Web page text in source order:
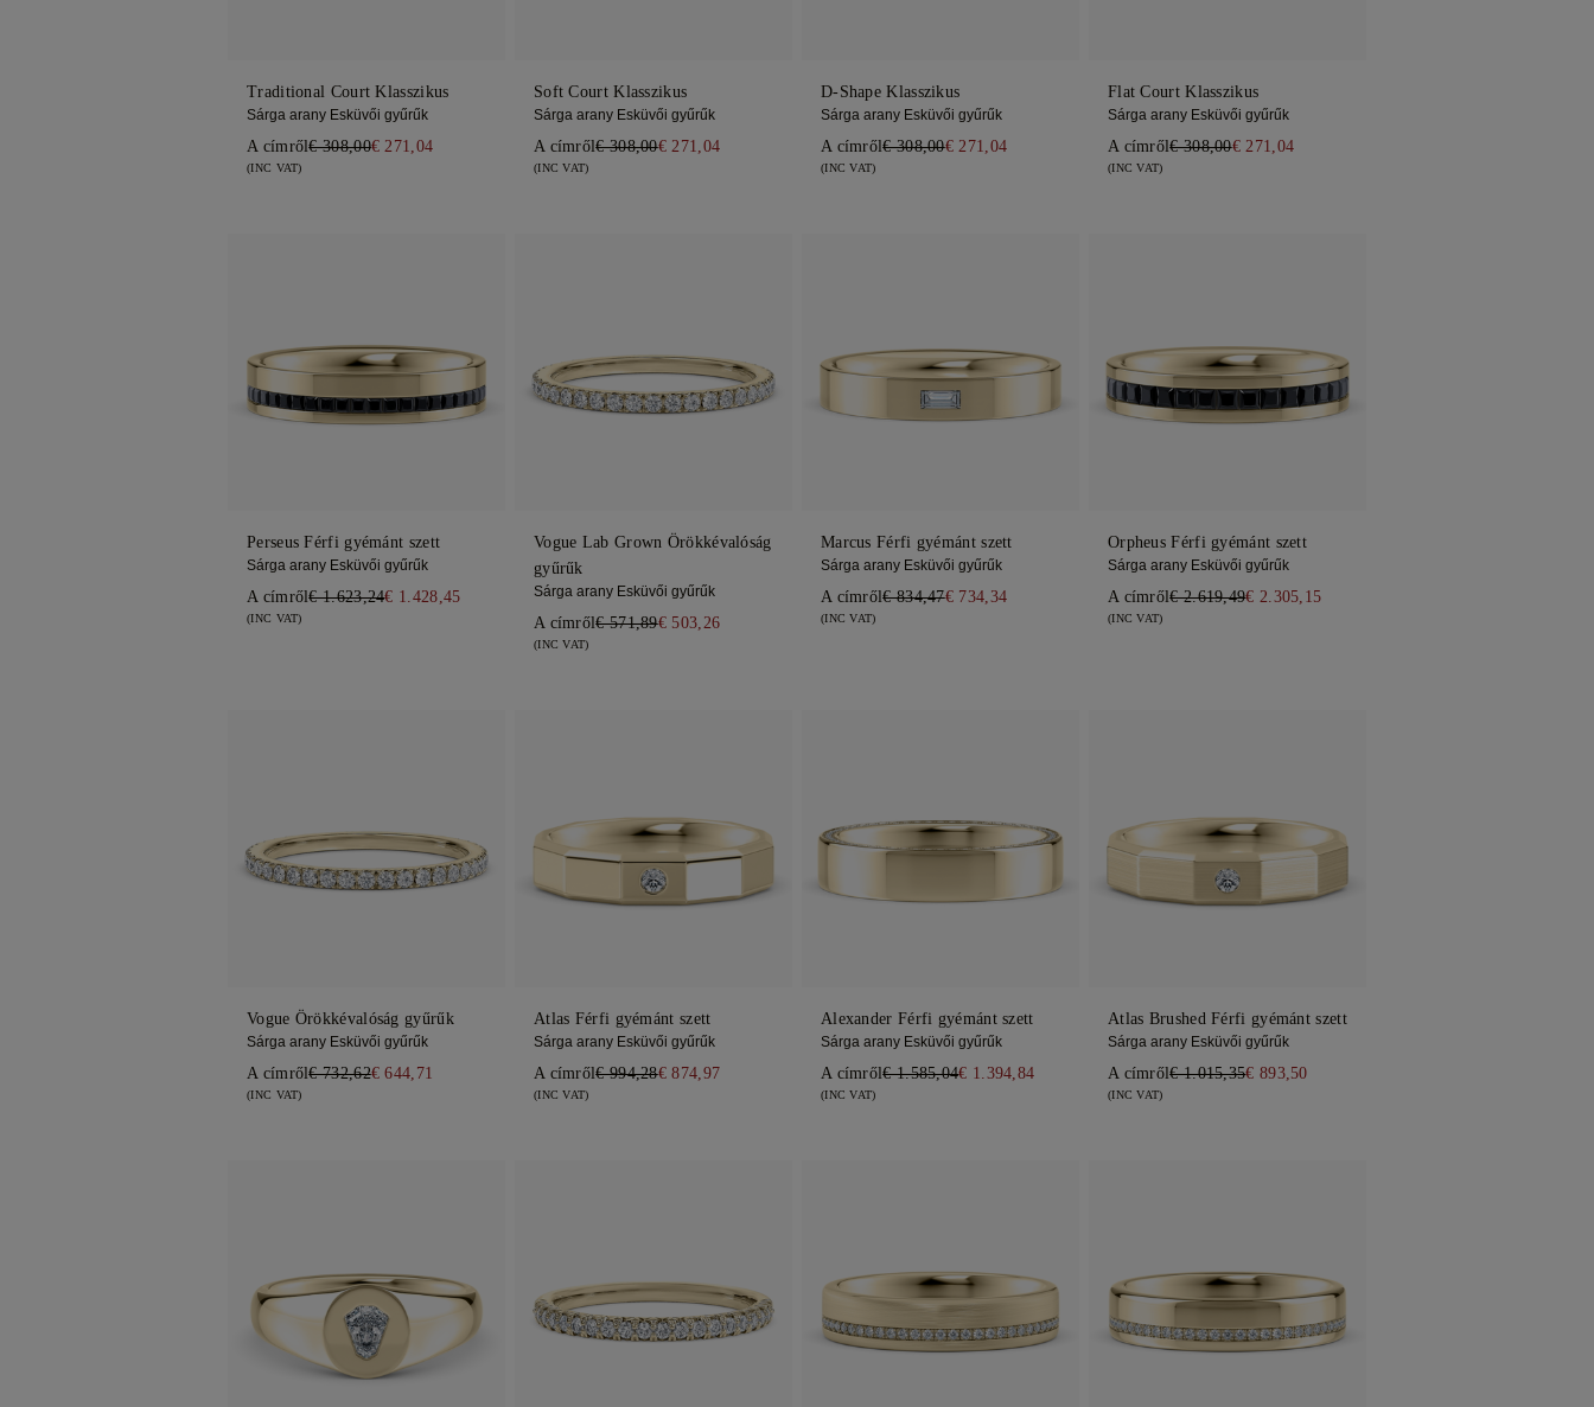
Traditional Court Klasszikus
Sárga arany Esküvői gyűrűk
A címről€ 308,00€ 271,04
(INC VAT)
Soft Court Klasszikus
Sárga arany Esküvői gyűrűk
A címről€ 308,00€ 271,04
(INC VAT)
D-Shape Klasszikus
Sárga arany Esküvői gyűrűk
A címről€ 308,00€ 271,04
(INC VAT)
Flat Court Klasszikus
Sárga arany Esküvői gyűrűk
A címről€ 308,00€ 271,04
(INC VAT)
Perseus Férfi gyémánt szett
Sárga arany Esküvői gyűrűk
A címről€ 1.623,24€ 1.428,45
(INC VAT)
Vogue Lab Grown Örökkévalóság
gyűrűk
Sárga arany Esküvői gyűrűk
A címről€ 571,89€ 503,26
(INC VAT)
Marcus Férfi gyémánt szett
Sárga arany Esküvői gyűrűk
A címről€ 834,47€ 734,34
(INC VAT)
Orpheus Férfi gyémánt szett
Sárga arany Esküvői gyűrűk
A címről€ 2.619,49€ 2.305,15
(INC VAT)
Vogue Örökkévalóság gyűrűk
Sárga arany Esküvői gyűrűk
A címről€ 732,62€ 644,71
(INC VAT)
Atlas Férfi gyémánt szett
Sárga arany Esküvői gyűrűk
A címről€ 994,28€ 874,97
(INC VAT)
Alexander Férfi gyémánt szett
Sárga arany Esküvői gyűrűk
A címről€ 1.585,04€ 1.394,84
(INC VAT)
Atlas Brushed Férfi gyémánt szett
Sárga arany Esküvői gyűrűk
A címről€ 1.015,35€ 893,50
(INC VAT)